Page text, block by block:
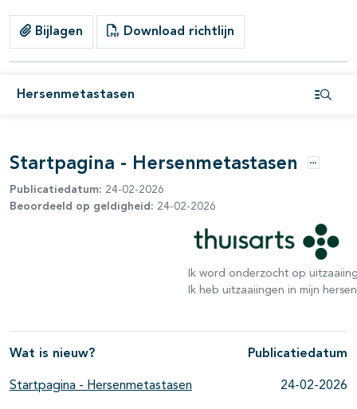
Bijlagen Download richtlijn
Hersenmetastasen
open- en dichtklappen
open- en dichtklappen
open- en dichtklappen
Startpagina - Hersenmetastasen Opties
Publicatiedatum: 24-02-2026
Beoordeeld op geldigheid: 24-02-2026
Ik word onderzocht op
Ik heb uitzaaiingen in mijn
Wat is nieuw? Publicatiedatum
Startpagina - Hersenmetastasen 24-02-2026